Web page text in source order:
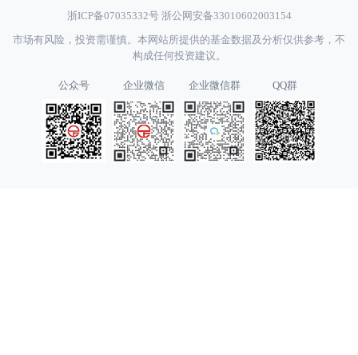
浙ICP备07035332号 浙公网安备33010602003154
市场有风险，投资需谨慎。本网站所提供的基金数据及分析仅供参考，不
构成任何投资建议。
公众号 企业微信 企业微信群 QQ群